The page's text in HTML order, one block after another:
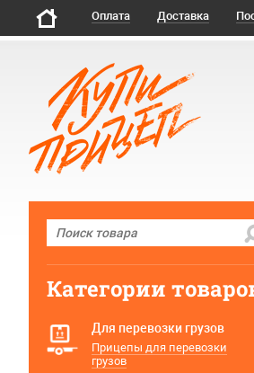
Оплата Доставка
Категории
Для перевозки грузов
Прицепы для перевозки
грузов